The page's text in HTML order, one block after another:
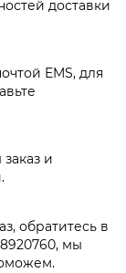
доставки
EMS, для
и
обратитесь в
, мы